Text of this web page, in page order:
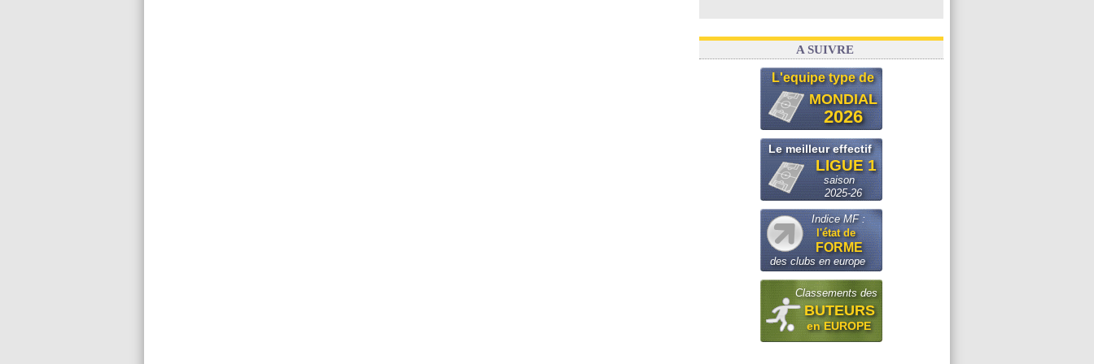
A SUIVRE
L'equipe type de
MONDIAL
2026
Le meilleur effectif
LIGUE 1
saison
2025-26
Indice MF :
l'état de
FORME
des clubs en europe
Classements des
BUTEURS
en EUROPE